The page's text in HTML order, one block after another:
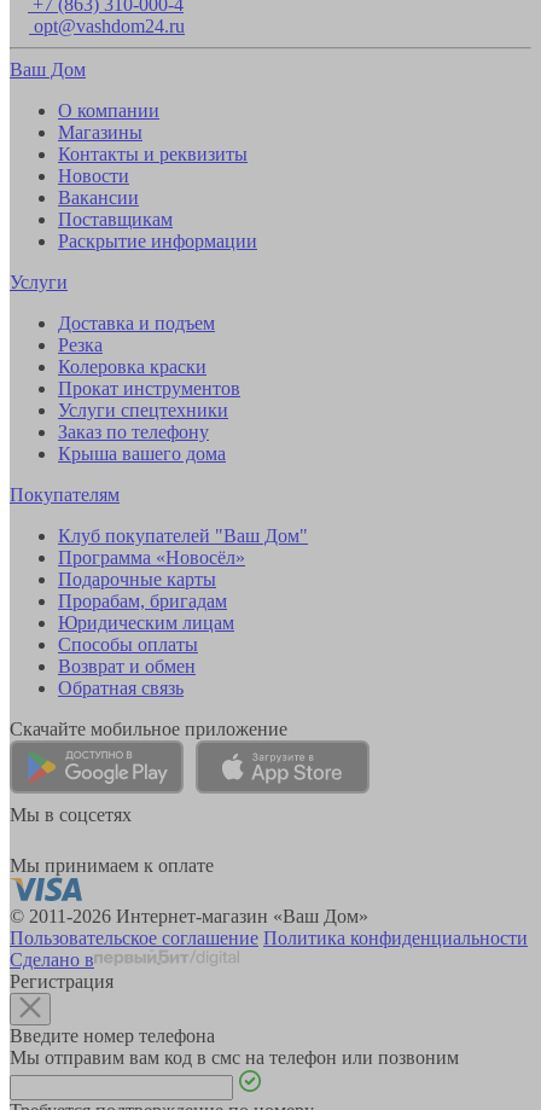
opt@vashdom24.ru
Ваш Дом
О компании
Магазины
Контакты и реквизиты
Новости
Вакансии
Поставщикам
Раскрытие информации
Услуги
Доставка и подъем
Резка
Колеровка краски
Прокат инструментов
Услуги спецтехники
Заказ по телефону
Крыша вашего дома
Покупателям
Клуб покупателей "Ваш Дом"
Программа «Новосёл»
Подарочные карты
Прорабам, бригадам
Юридическим лицам
Способы оплаты
Возврат и обмен
Обратная связь
Скачайте мобильное приложение
Мы в соцсетях
Мы принимаем к оплате
© 2011-2026 Интернет-магазин «Ваш Дом»
Пользовательское соглашение Политика конфиденциальности
Сделано в
Регистрация
Введите номер телефона
Мы отправим вам код в смс на телефон или позвоним